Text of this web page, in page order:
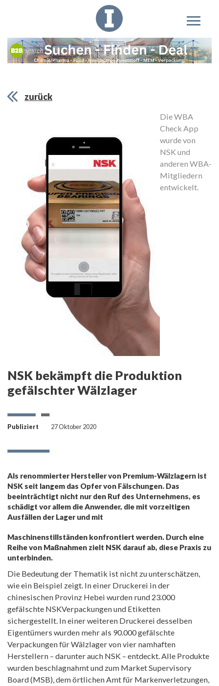
zurück
Die WBA
Check App
wurde von
NSK und
anderen WBA-
Mitgliedern
entwickelt.
NSK bekämpft die Produktion
gefälschter Wälzlager
Publiziert 27 Oktober 2020
Als renommierter Hersteller von Premium-Wälzlagern ist
NSK seit langem das Opfer von Fälschungen. Das
beeinträchtigt nicht nur den Ruf des Unternehmens, es
schädigt vor allem die Anwender, die mit vorzeitigen
Ausfällen der Lager und mit
Maschinenstillständen konfrontiert werden. Durch eine
Reihe von Maßnahmen zielt NSK darauf ab, diese Praxis zu
unterbinden.
Die Bedeutung der Thematik ist nicht zu unterschätzen,
wie ein Beispiel zeigt. In einer Druckerei in der
chinesischen Provinz Hebei wurden rund 23.000
gefälschte NSKVerpackungen und Etiketten
sichergestellt. In einer weiteren Druckerei desselben
Eigentümers wurden mehr als 90.000 gefälschte
Verpackungen für Wälzlager von vier namhaften
Herstellern – darunter auch NSK – entdeckt. Alle Produkte
wurden beschlagnahmt und zum Market Supervisory
Board (MSB), dem örtlichen Amt für Markenverletzungen,